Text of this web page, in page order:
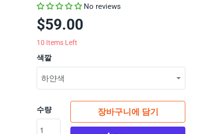
No reviews
$59.00
10 Items Left
색깔
수량 장바구니에 담기